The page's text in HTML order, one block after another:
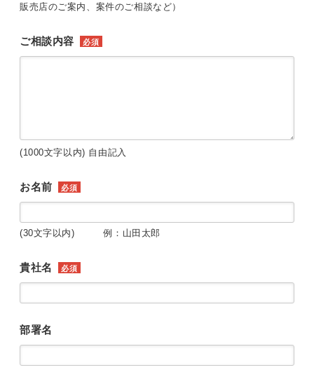
販売店のご案内、案件のご相談など）
ご相談内容 必須
(1000文字以内) 自由記入
お名前 必須
(30文字以内) 例：山田太郎
貴社名 必須
部署名